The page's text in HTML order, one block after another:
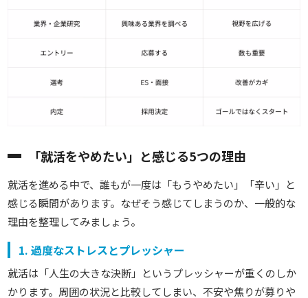
「就活をやめたい」と感じる5つの理由
就活を進める中で、誰もが一度は「もうやめたい」「辛い」と
感じる瞬間があります。なぜそう感じてしまうのか、一般的な
理由を整理してみましょう。
1. 過度なストレスとプレッシャー
就活は「人生の大きな決断」というプレッシャーが重くのしか
かります。周囲の状況と比較してしまい、不安や焦りが募りや